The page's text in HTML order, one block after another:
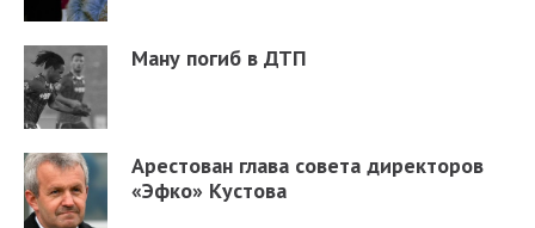
Ману погиб в ДТП
Арестован глава совета директоров
«Эфко» Кустова